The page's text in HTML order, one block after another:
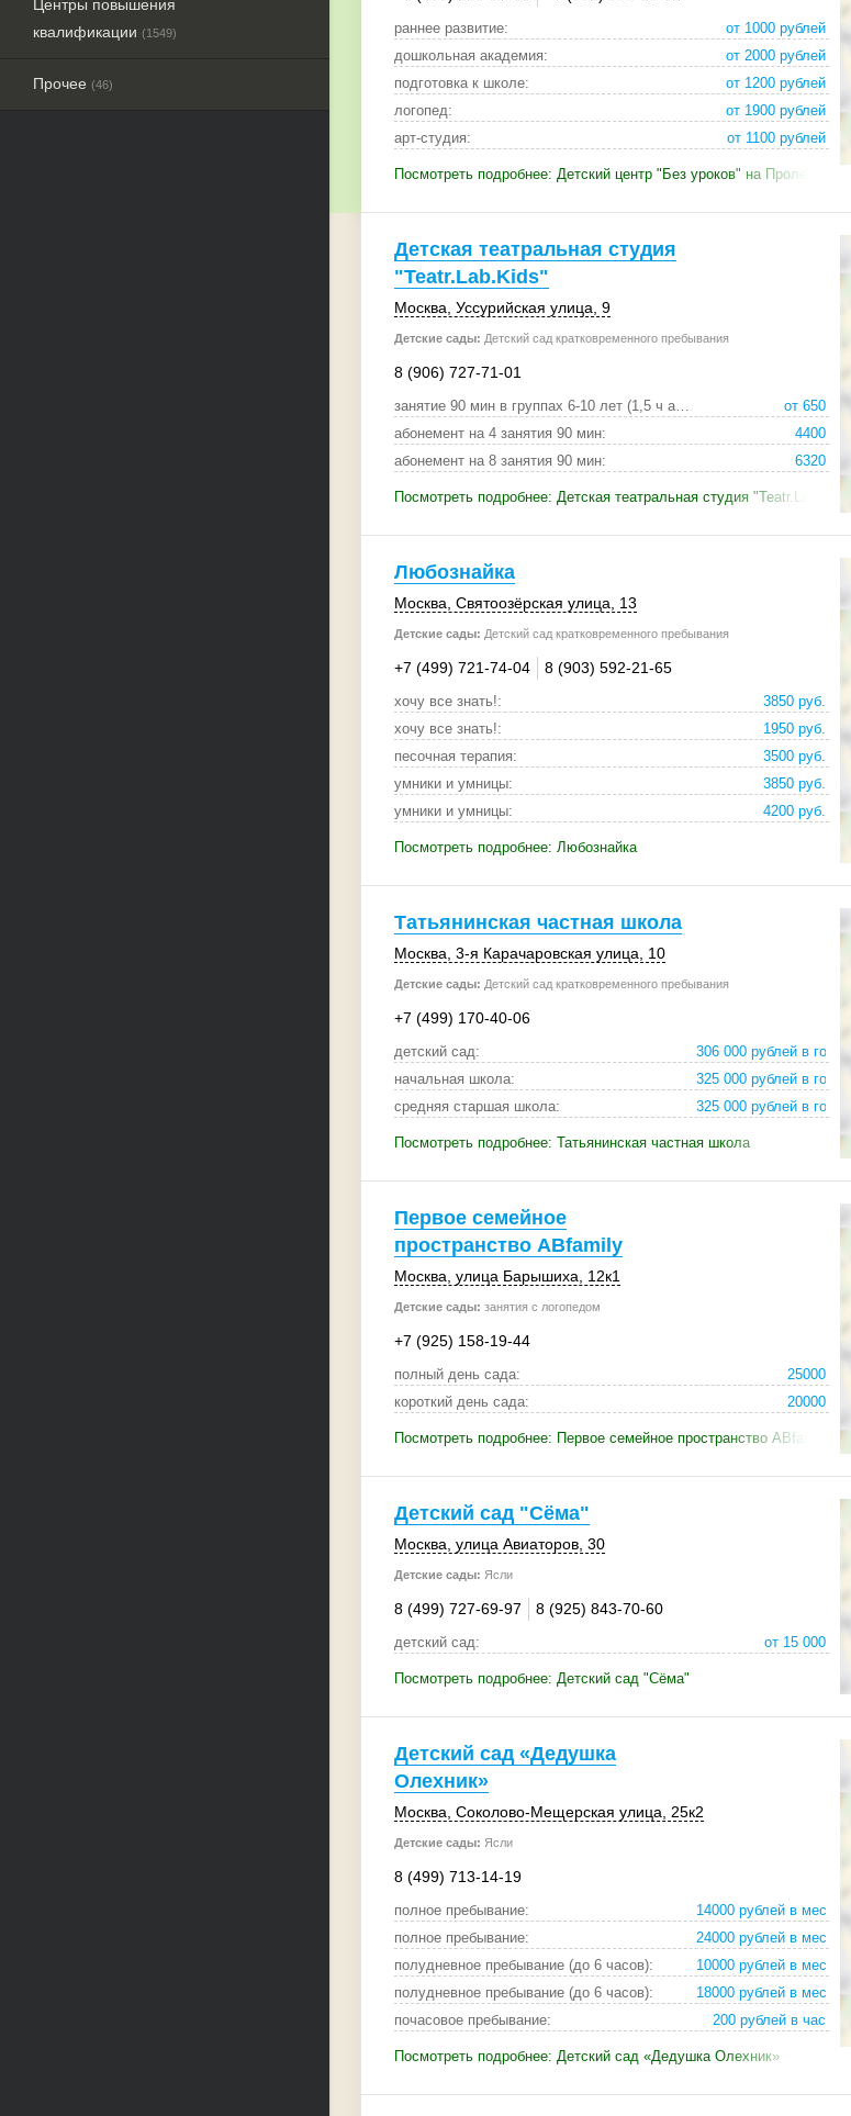
Центры повышения
квалификации (1549)
Прочее (46)
раннее развитие:
от 1000 рублей
дошкольная академия:
от 2000 рублей
подготовка к школе:
от 1200 рублей
логопед:
от 1900 рублей
арт-студия:
от 1100 рублей
Посмотреть подробнее: Детский центр "Без уроков" на Пролетарской
Детская театральная студия
"Teatr.Lab.Kids"
Москва , Уссурийская улица, 9
Детские сады: Детский сад кратковременного пребывания
8 (906) 727-71-01
занятие 90 мин в группах 6-10 лет (1,5 ч астономи:
от 650
абонемент на 4 занятия 90 мин:
4400
абонемент на 8 занятия 90 мин:
6320
Посмотреть подробнее: Детская театральная студия "Teatr.Lab.Kids"
Любознайка
Москва , Святоозёрская улица, 13
Детские сады: Детский сад кратковременного пребывания
+7 (499) 721-74-04 8 (903) 592-21-65
хочу все знать!:
3850 руб.
хочу все знать!:
1950 руб.
песочная терапия:
3500 руб.
умники и умницы:
3850 руб.
умники и умницы:
4200 руб.
Посмотреть подробнее: Любознайка
Татьянинская частная школа
Москва , 3-я Карачаровская улица, 10
Детские сады: Детский сад кратковременного пребывания
+7 (499) 170-40-06
детский сад:
306 000 рублей в год
начальная школа:
325 000 рублей в год
средняя старшая школа:
325 000 рублей в год
Посмотреть подробнее: Татьянинская частная школа
Первое семейное
пространство ABfamily
Москва улица Барышиха 12к1
Детские сады: занятия с логопедом
+7 (925) 158-19-44
полный день сада:
25000
короткий день сада:
20000
Посмотреть подробнее: Первое семейное пространство ABfamily
Детский сад "Сёма"
Москва улица Авиаторов, 30
Детские сады: Ясли
8 (499) 727-69-97 8 (925) 843-70-60
детский сад: от 15 000
Посмотреть подробнее: Детский сад "Сёма"
Детский сад «Дедушка
Олехник»
Москва , Соколово-Мещерская улица, 25к2
Детские сады: Ясли
8 (499) 713-14-19
полное пребывание:
14000 рублей в месяц
полное пребывание:
24000 рублей в месяц
полудневное пребывание (до 6 часов):
10000 рублей в месяц
полудневное пребывание (до 6 часов):
18000 рублей в месяц
почасовое пребывание:
200 рублей в час
Посмотреть подробнее: Детский сад «Дедушка Олехник»